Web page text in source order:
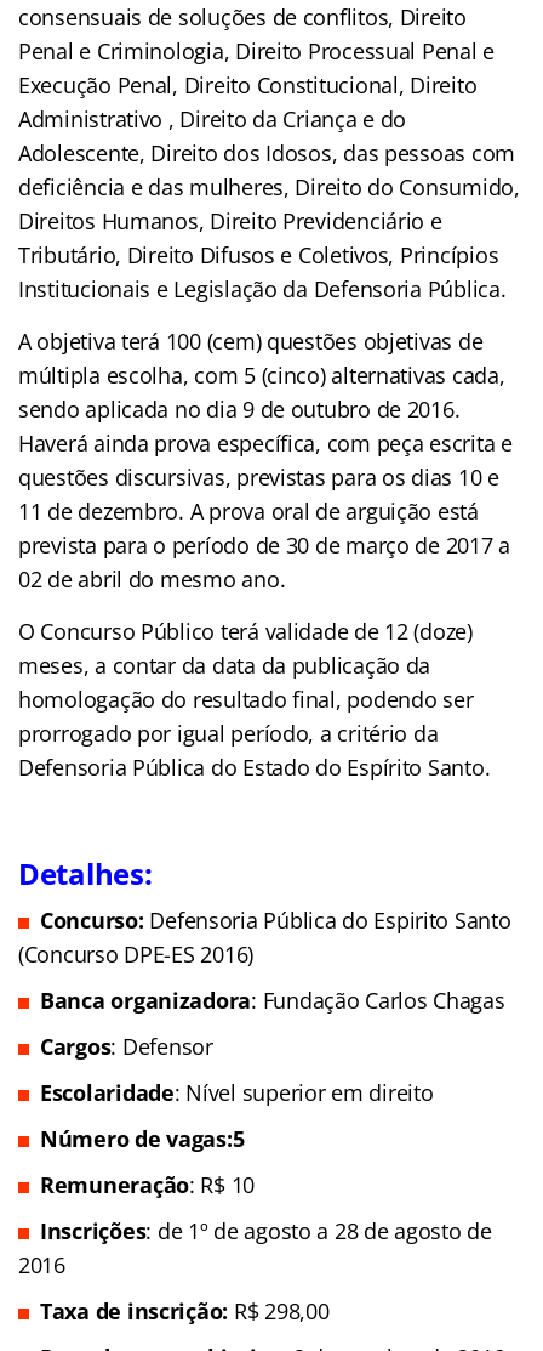
consensuais de soluções de conflitos, Direito
Penal e Criminologia, Direito Processual Penal e
Execução Penal, Direito Constitucional, Direito
Administrativo , Direito da Criança e do
Adolescente, Direito dos Idosos, das pessoas com
deficiência e das mulheres, Direito do Consumido,
Direitos Humanos, Direito Previdenciário e
Tributário, Direito Difusos e Coletivos, Princípios
Institucionais e Legislação da Defensoria Pública.
A objetiva terá 100 (cem) questões objetivas de
múltipla escolha, com 5 (cinco) alternativas cada,
sendo aplicada no dia 9 de outubro de 2016.
Haverá ainda prova específica, com peça escrita e
questões discursivas, previstas para os dias 10 e
11 de dezembro. A prova oral de arguição está
prevista para o período de 30 de março de 2017 a
02 de abril do mesmo ano.
O Concurso Público terá validade de 12 (doze)
meses, a contar da data da publicação da
homologação do resultado final, podendo ser
prorrogado por igual período, a critério da
Defensoria Pública do Estado do Espírito Santo.
Detalhes:
Concurso: Defensoria Pública do Espirito Santo
(Concurso DPE-ES 2016)
Banca organizadora: Fundação Carlos Chagas
Cargos: Defensor
Escolaridade: Nível superior em direito
Número de vagas:5
Remuneração: R$ 10
Inscrições: de 1º de agosto a 28 de agosto de
2016
Taxa de inscrição: R$ 298,00